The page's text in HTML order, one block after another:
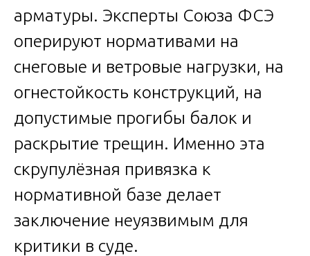
арматуры. Эксперты Союза ФСЭ
оперируют нормативами на
снеговые и ветровые нагрузки, на
огнестойкость конструкций, на
допустимые прогибы балок и
раскрытие трещин. Именно эта
скрупулёзная привязка к
нормативной базе делает
заключение неуязвимым для
критики в суде.